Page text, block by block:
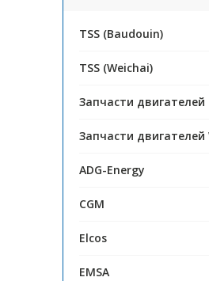
TSS (Baudouin)
TSS (Weichai)
Запчасти двигателей
Запчасти двигателей
ADG-Energy
CGM
Elcos
EMSA